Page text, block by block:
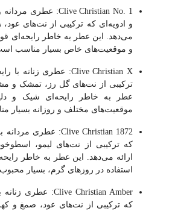
Clive Christian No. 1: عطری مردانه
و ادویه‌ای که ترکیبی از نت‌های عود،
می‌دهد. این عطر به خاطر رایحه‌ای
و موقعیت‌های خاص بسیار مناسب
Clive Christian X: عطری زنانه با
ترکیبی از نت‌های گل رز، تمشک و
عطر به خاطر رایحه‌ای شیک و
موقعیت‌های مختلف و روزانه بسیار
Clive Christian 1872: عطری مردانه
که ترکیبی از نت‌های لیمو،
ارائه می‌دهد. این عطر به خاطر
استفاده در روزهای گرم، بسیار
Clive Christian Amber: عطری زنانه
که ترکیبی از نت‌های عود، صمغ و